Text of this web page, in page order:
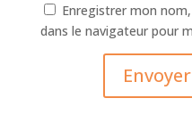
Enregistrer mon
dans le navigateur pour